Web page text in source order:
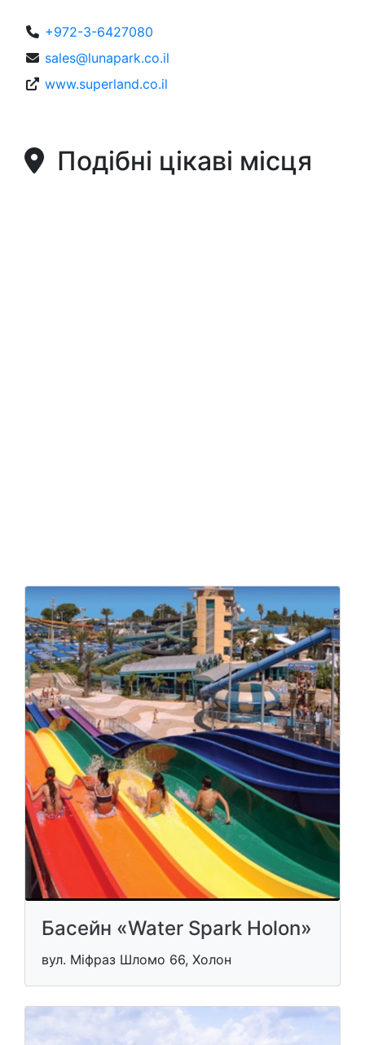
+972-3-6427080
sales@lunapark.co.il
www.superland.co.il
Подібні цікаві місця
Басейн «Water Spark Holon»
вул. Міфраз Шломо 66, Холон